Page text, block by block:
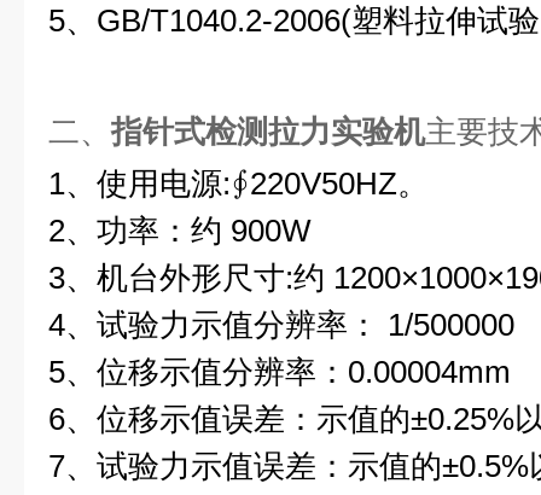
5、GB/T1040.2-2006(塑料拉伸试
二、指针式检测拉力实验机主要技
1、使用电源:∮220V50HZ。
2、功率：约 900W
3、机台外形尺寸:约
4、试验力示值分辨率： 1/500000
5、位移示值分辨率：0.00004mm
6、位移示值误差：示值的±0.25%
7、试验力示值误差：示值的±0.5%